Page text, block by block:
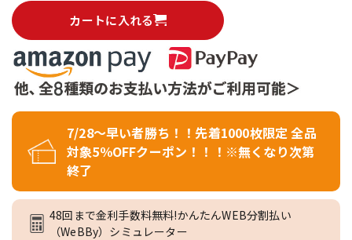
カートに入れる
7/28～早い者勝ち！！先着1000枚限定 全品
対象5％OFFクーポン！！！※無くなり次第
終了
48回まで金利手数料無料!かんたんWEB分割払い
（WeBBy）シミュレーター